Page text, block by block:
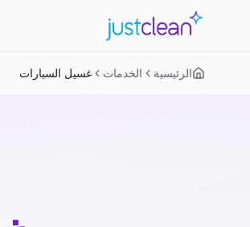
الرئيسية الخدمات غسيل السيارات